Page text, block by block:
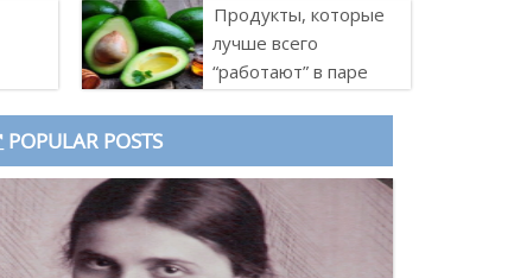
Продукты, которые
лучше всего
“работают” в паре
POPULAR POSTS